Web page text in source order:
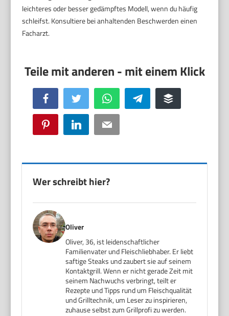
leichteres oder besser gedämpftes Modell, wenn du häufig
schleifst. Konsultiere bei anhaltenden Beschwerden einen
Facharzt.
Facebook Twitter WhatsApp Telegram Buffer
Pinterest LinkedIn Email
Wer schreibt hier?
Oliver
Oliver, 36, ist leidenschaftlicher
Familienvater und Fleischliebhaber. Er liebt
saftige Steaks und zaubert sie auf seinem
Kontaktgrill. Wenn er nicht gerade Zeit mit
seinem Nachwuchs verbringt, teilt er
Rezepte und Tipps rund um Fleischqualität
und Grilltechnik, um Leser zu inspirieren,
zuhause selbst zum Grillprofi zu werden.